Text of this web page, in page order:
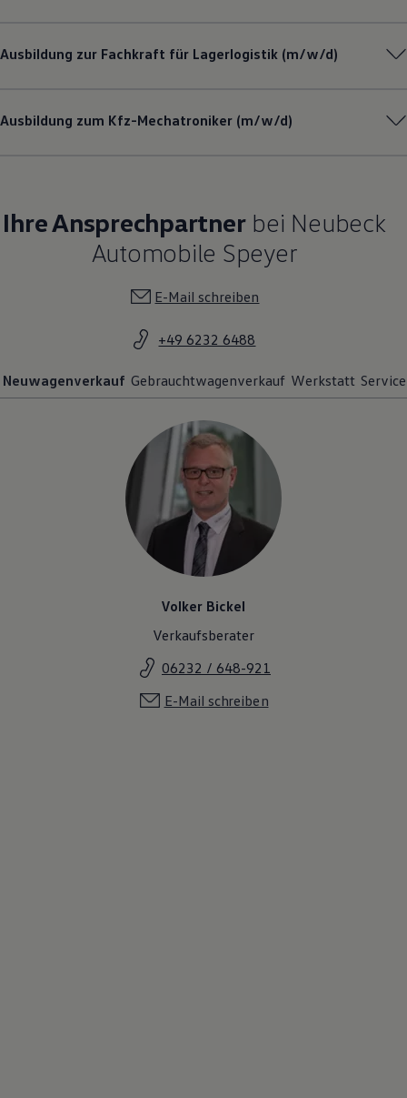
Ausbildung zur Fachkraft für Lagerlogistik (m/w/d)
Ausbildung zum Kfz-Mechatroniker (m/w/d)
Ihre Ansprechpartnerbei Neubeck
Automobile Speyer
E-Mail schreiben
+49 6232 6488
Neuwagenverkauf Gebrauchtwagenverkauf Werkstatt Service
Volker Bickel
Verkaufsberater
06232 / 648-921
E-Mail schreiben